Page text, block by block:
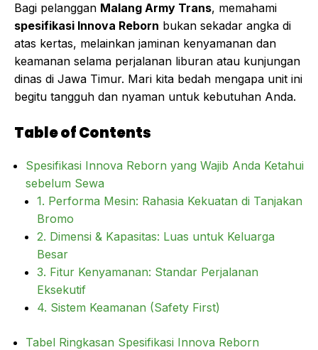
Bagi pelanggan Malang Army Trans, memahami
spesifikasi Innova Reborn bukan sekadar angka di
atas kertas, melainkan jaminan kenyamanan dan
keamanan selama perjalanan liburan atau kunjungan
dinas di Jawa Timur. Mari kita bedah mengapa unit ini
begitu tangguh dan nyaman untuk kebutuhan Anda.
Table of Contents
Spesifikasi Innova Reborn yang Wajib Anda Ketahui
sebelum Sewa
1. Performa Mesin: Rahasia Kekuatan di Tanjakan
Bromo
2. Dimensi & Kapasitas: Luas untuk Keluarga
Besar
3. Fitur Kenyamanan: Standar Perjalanan
Eksekutif
4. Sistem Keamanan (Safety First)
Tabel Ringkasan Spesifikasi Innova Reborn